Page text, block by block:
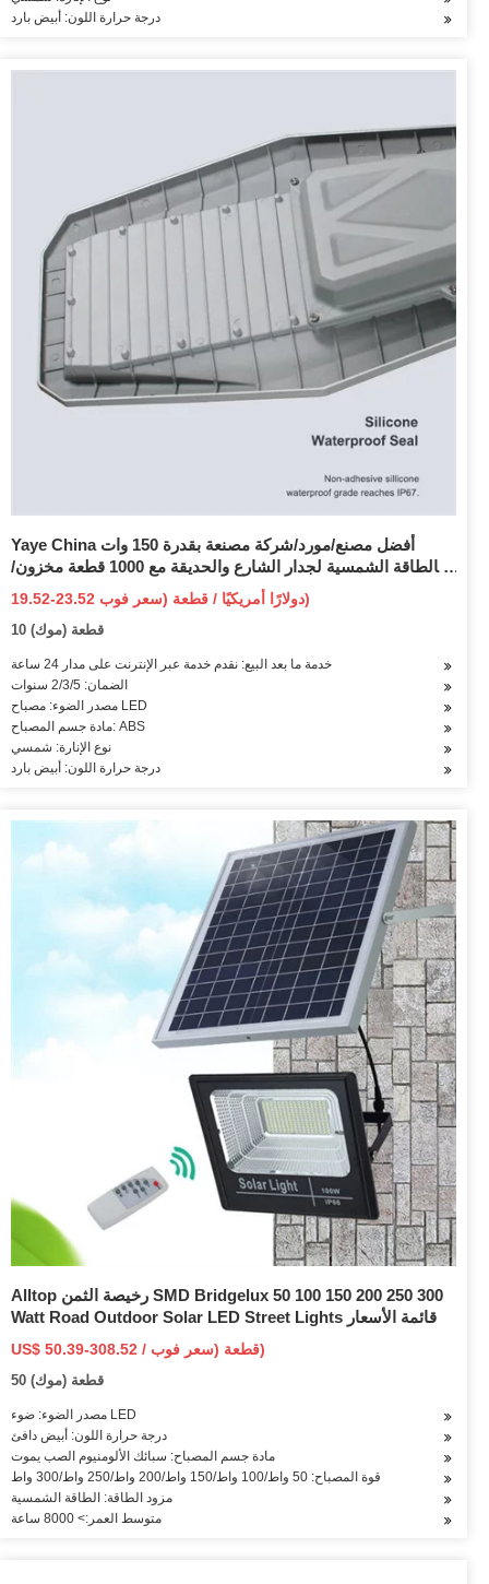
درجة حرارة اللون: أبيض بارد
Yaye China أفضل مصنع/مورد/شركة مصنعة بقدرة 150 وات
بالطاقة الشمسية لجدار الشارع والحديقة مع 1000 قطعة مخزون/
جهاز تحكم عن بعد/الواط المتاح 50 وات-400 وات
19.52-23.52 دولارًا أمريكيًا / قطعة (سعر فوب)
10 قطعة (موك)
خدمة ما بعد البيع: نقدم خدمة عبر الإنترنت على مدار 24 ساعة
الضمان: 2/3/5 سنوات
مصدر الضوء: مصباح LED
مادة جسم المصباح: ABS
نوع الإنارة: شمسي
درجة حرارة اللون: أبيض بارد
Alltop رخيصة الثمن SMD Bridgelux 50 100 150 200 250 300
Watt Road Outdoor Solar LED Street Lights قائمة الأسعار
US$ 50.39-308.52 / قطعة (سعر فوب)
50 قطعة (موك)
مصدر الضوء: ضوء LED
درجة حرارة اللون: أبيض دافئ
مادة جسم المصباح: سبائك الألومنيوم الصب يموت
قوة المصباح: 50 واط/100 واط/150 واط/200 واط/250 واط/300 واط
مزود الطاقة: الطاقة الشمسية
متوسط العمر:> 8000 ساعة